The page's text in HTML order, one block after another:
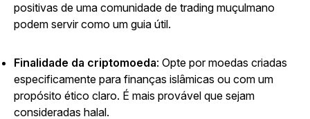
positivas de uma comunidade de trading muçulmano
podem servir como um guia útil.
Finalidade da criptomoeda: Opte por moedas criadas
especificamente para finanças islâmicas ou com um
propósito ético claro. É mais provável que sejam
consideradas halal.